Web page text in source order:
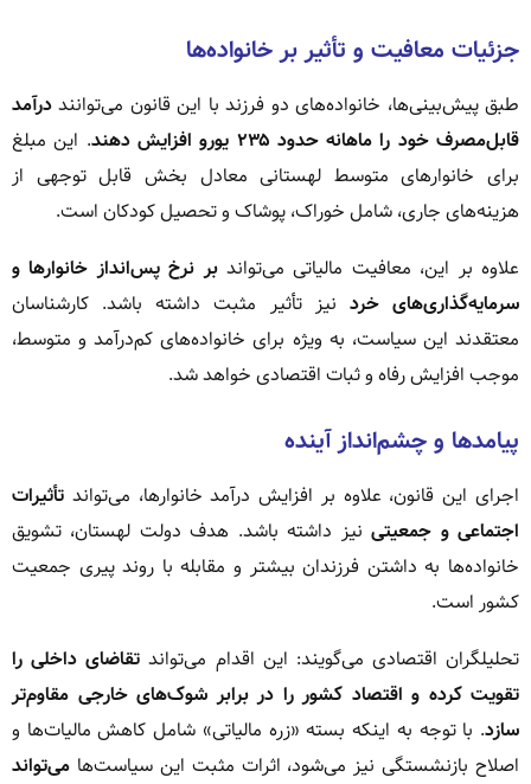
جزئیات معافیت و تأثیر بر خانواده‌ها
طبق پیش‌بینی‌ها، خانواده‌های دو فرزند با این قانون می‌توانند درآمد
قابل‌مصرف خود را ماهانه حدود ۲۳۵ یورو افزایش دهند
. این مبلغ
برای خانوارهای متوسط لهستانی معادل بخش قابل توجهی از
هزینه‌های جاری، شامل خوراک، پوشاک و تحصیل کودکان است.
علاوه بر این، معافیت مالیاتی می‌تواندبر نرخ پس‌انداز خانوارها و
سرمایه‌گذاری‌های خرد نیز تأثیر مثبت داشته باشد. کارشناسان
معتقدند این سیاست، به ویژه برای خانواده‌های کم‌درآمد و متوسط،
موجب افزایش رفاه و ثبات اقتصادی خواهد شد.
پیامدها و چشم‌انداز آینده
اجرای این قانون، علاوه بر افزایش درآمد خانوارها، می‌تواند تأثیرات
اجتماعی و جمعیتینیز داشته باشد. هدف دولت لهستان، تشویق
خانواده‌ها به داشتن فرزندان بیشتر و مقابله با روند پیری جمعیت
کشور است.
تحلیلگران اقتصادی می‌گویند: این اقدام می‌تواند تقاضای داخلی را
تقویت کرده و اقتصاد کشور را در برابر شوک‌های خارجی مقاوم‌تر
سازد. با توجه به اینکه بسته «زره مالیاتی» شامل کاهش مالیات‌ها و
اصلاح بازنشستگی نیز می‌شود، اثرات مثبت این سیاست‌ها می‌تواند